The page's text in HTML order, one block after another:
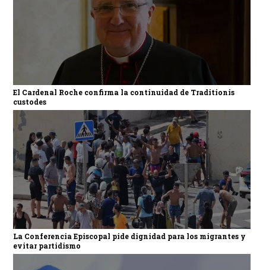
El Cardenal Roche confirma la continuidad de Traditionis
custodes
La Conferencia Episcopal pide dignidad para los migrantes y
evitar partidismo